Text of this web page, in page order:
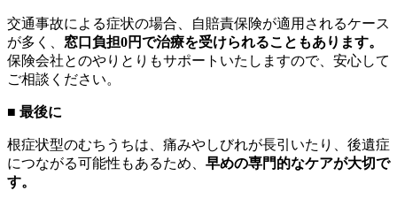
交通事故による症状の場合、自賠責保険が適用されるケース
が多く、 窓口負担0円で治療を受けられることもあります。
保険会社とのやりとりもサポートいたしますので、安心して
ご相談ください。
■ 最後に
根症状型のむちうちは、痛みやしびれが長引いたり、後遺症
につながる可能性もあるため、 早めの専門的なケアが大切で
す。